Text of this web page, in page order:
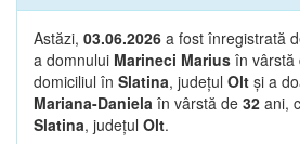
Astăzi, 03.06.2026 a fost înregistrată
a domnului Marineci Marius în vârstă
domiciliul în Slatina, județul Olt și a
Mariana-Daniela în vârstă de 32 ani,
Slatina, județul Olt.